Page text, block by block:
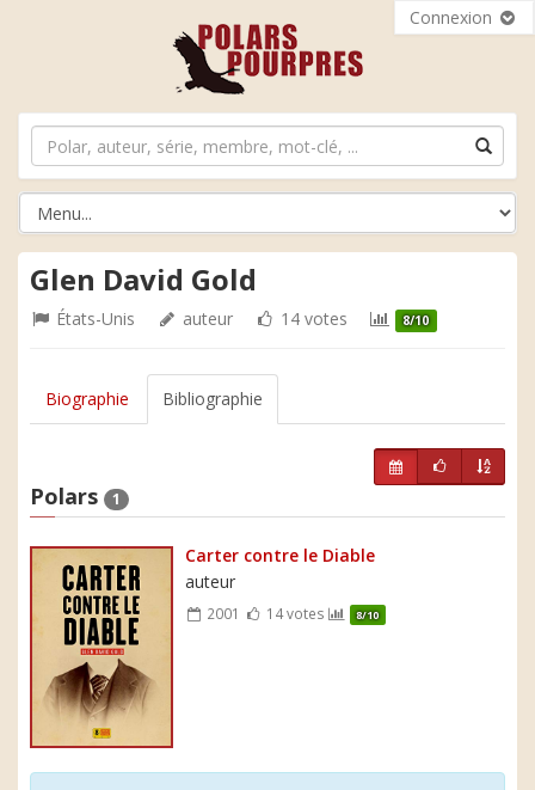
Connexion
Glen David Gold
États-Unis auteur 14 votes 8/10
Biographie Bibliographie
Polars 1
Carter contre le Diable
auteur
2001 14 votes 8/10